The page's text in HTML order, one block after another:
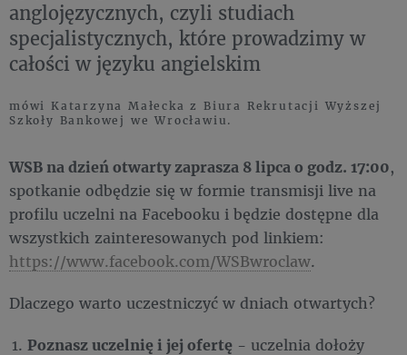
anglojęzycznych, czyli studiach
specjalistycznych, które prowadzimy w
całości w języku angielskim
mówi Katarzyna Małecka z Biura Rekrutacji Wyższej
Szkoły Bankowej we Wrocławiu.
WSB na dzień otwarty zaprasza 8 lipca o godz. 17:00,
spotkanie odbędzie się w formie transmisji live na
profilu uczelni na Facebooku i będzie dostępne dla
wszystkich zainteresowanych pod linkiem:
https://www.facebook.com/WSBwroclaw.
Dlaczego warto uczestniczyć w dniach otwartych?
Poznasz uczelnię i jej ofertę - uczelnia dołoży